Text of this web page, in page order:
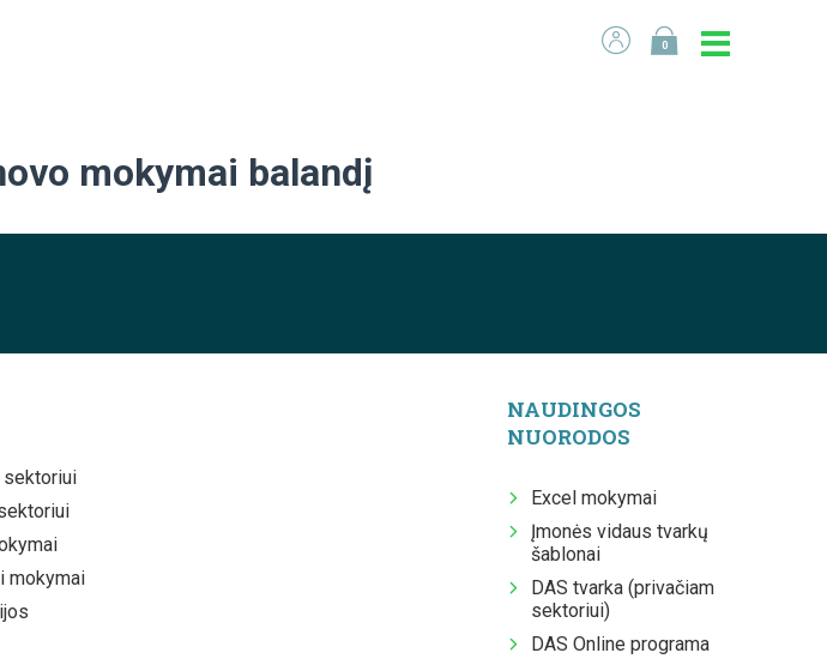
0
mokymai balandį
sektoriui
mokymai
NAUDINGOS
NUORODOS
Excel mokymai
Įmonės vidaus tvarkų
šablonai
DAS tvarka (privačiam
sektoriui)
DAS Online programa